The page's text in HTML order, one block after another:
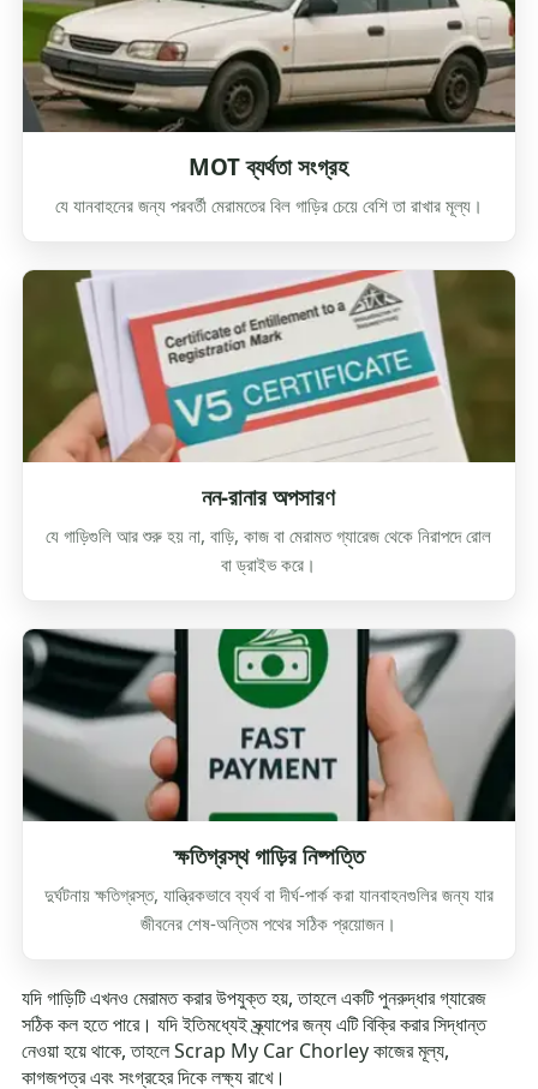
MOT ব্যর্থতা সংগ্রহ
যে যানবাহনের জন্য পরবর্তী মেরামতের বিল গাড়ির চেয়ে বেশি তা রাখার মূল্য।
নন-রানার অপসারণ
যে গাড়িগুলি আর শুরু হয় না, বাড়ি, কাজ বা মেরামত গ্যারেজ থেকে নিরাপদে রোল
বা ড্রাইভ করে।
ক্ষতিগ্রস্থ গাড়ির নিষ্পত্তি
দুর্ঘটনায় ক্ষতিগ্রস্ত, যান্ত্রিকভাবে ব্যর্থ বা দীর্ঘ-পার্ক করা যানবাহনগুলির জন্য যার
জীবনের শেষ-অন্তিম পথের সঠিক প্রয়োজন।
যদি গাড়িটি এখনও মেরামত করার উপযুক্ত হয়, তাহলে একটি পুনরুদ্ধার গ্যারেজ
সঠিক কল হতে পারে। যদি ইতিমধ্যেই স্ক্র্যাপের জন্য এটি বিক্রি করার সিদ্ধান্ত
নেওয়া হয়ে থাকে, তাহলে Scrap My Car Chorley কাজের মূল্য,
কাগজপত্র এবং সংগ্রহের দিকে লক্ষ্য রাখে।